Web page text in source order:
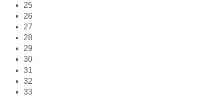
25
26
27
28
29
30
31
32
33